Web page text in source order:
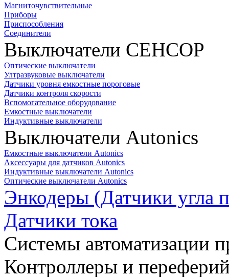
Магниточувствительные
Приборы
Приспособления
Соединители
Выключатели СЕНСОР
Оптические выключатели
Ултразвуковые выключатели
Датчики уровня емкостные пороговые
Датчики контроля скорости
Вспомогательное оборудование
Емкостные выключатели
Индуктивные выключатели
Выключатели Autonics
Емкостные выключатели Autonics
Аксессуары для датчиков Autonics
Индуктивные выключатели Autonics
Оптические выключатели Autonics
Энкодеры (Датчики угла
Датчики тока
Системы автоматизации
Контроллеры и